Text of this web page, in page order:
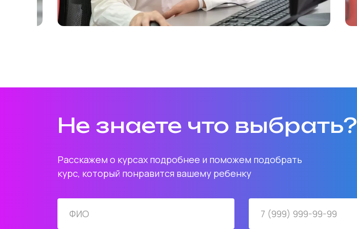
Не знаете что выбрать?
Расскажем о курсах подробнее и поможем подобрать
курс, который понравится вашему ребенку